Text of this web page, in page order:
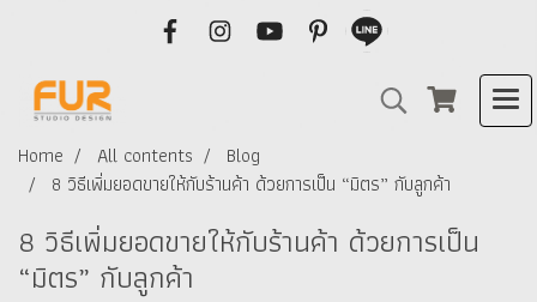
Home All contents
Blog
8 วิธีเพิ่มยอดขายให้กับร้านค้า ด้วยการเป็น “มิตร” กับลูกค้า
8 วิธีเพิ่มยอดขายให้กับร้านค้า ด้วยการเป็น
“มิตร” กับลูกค้า